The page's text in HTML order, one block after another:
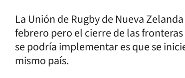
La Unión de Rugby de Nueva
febrero pero el cierre de las
se podría implementar es que se
mismo país.